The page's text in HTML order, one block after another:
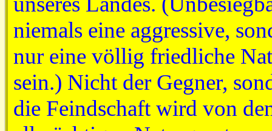
niemals eine aggressive,
nur eine völlig friedliche
sein.) Nicht der Gegner,
die Feindschaft wird von